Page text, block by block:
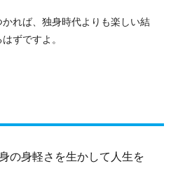
れば、独身時代よりも楽しい結
ずですよ。
の身軽さを生かして人生を